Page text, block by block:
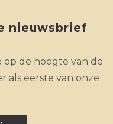
nieuwsbrief
op de hoogte van de
als eerste van onze